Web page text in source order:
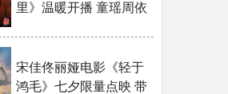
里》温暖开播 童瑶周依
宋佳佟丽娅电影《轻于
鸿毛》七夕限量点映 带